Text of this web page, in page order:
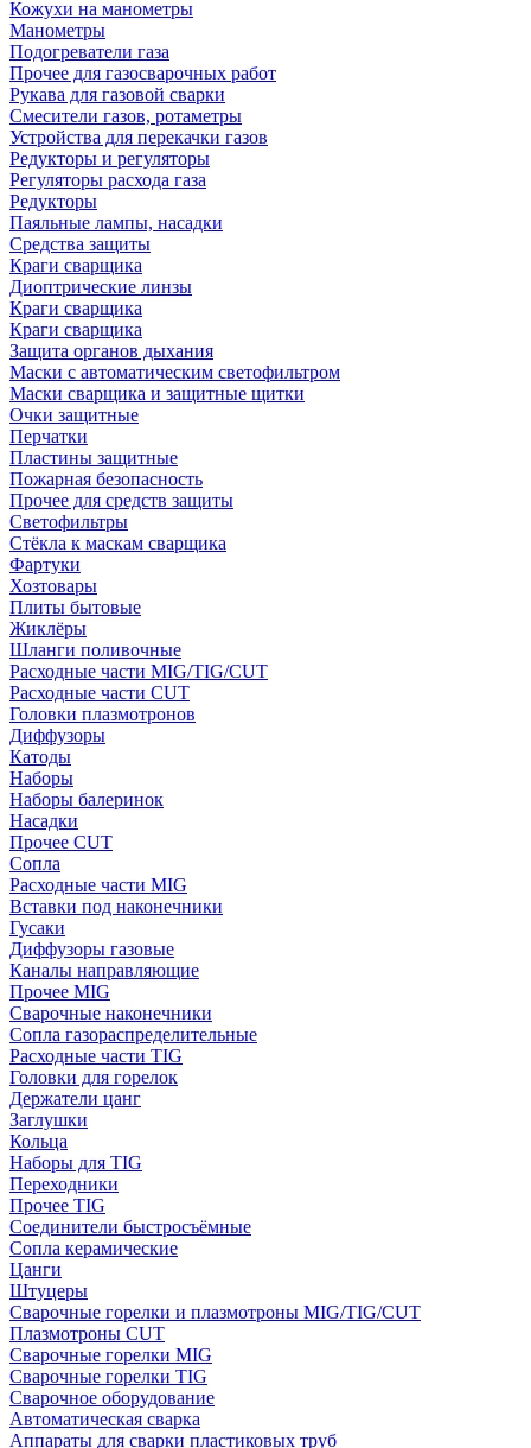
Кожухи на манометры
Манометры
Подогреватели газа
Прочее для газосварочных работ
Рукава для газовой сварки
Смесители газов, ротаметры
Устройства для перекачки газов
Редукторы и регуляторы
Регуляторы расхода газа
Редукторы
Паяльные лампы, насадки
Средства защиты
Краги сварщика
Диоптрические линзы
Краги сварщика
Краги сварщика
Защита органов дыхания
Маски с автоматическим светофильтром
Маски сварщика и защитные щитки
Очки защитные
Перчатки
Пластины защитные
Пожарная безопасность
Прочее для средств защиты
Светофильтры
Стёкла к маскам сварщика
Фартуки
Хозтовары
Плиты бытовые
Жиклёры
Шланги поливочные
Расходные части MIG/TIG/CUT
Расходные части CUT
Головки плазмотронов
Диффузоры
Катоды
Наборы
Наборы балеринок
Насадки
Прочее CUT
Сопла
Расходные части MIG
Вставки под наконечники
Гусаки
Диффузоры газовые
Каналы направляющие
Прочее MIG
Сварочные наконечники
Сопла газораспределительные
Расходные части TIG
Головки для горелок
Держатели цанг
Заглушки
Кольца
Наборы для TIG
Переходники
Прочее TIG
Соединители быстросъёмные
Сопла керамические
Цанги
Штуцеры
Сварочные горелки и плазмотроны MIG/TIG/CUT
Плазмотроны CUT
Сварочные горелки MIG
Сварочные горелки TIG
Сварочное оборудование
Автоматическая сварка
Аппараты для сварки пластиковых труб